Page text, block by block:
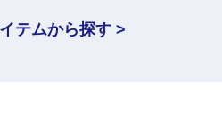
テムから探す >